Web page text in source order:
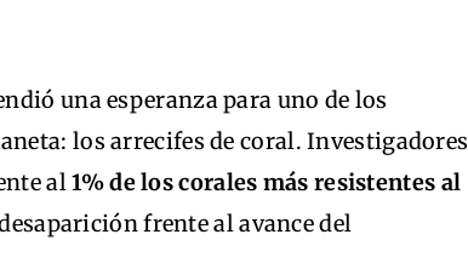
una esperanza para uno de los
los arrecifes de coral. Investigadores
al1% de los corales más resistentes al
frente al avance del